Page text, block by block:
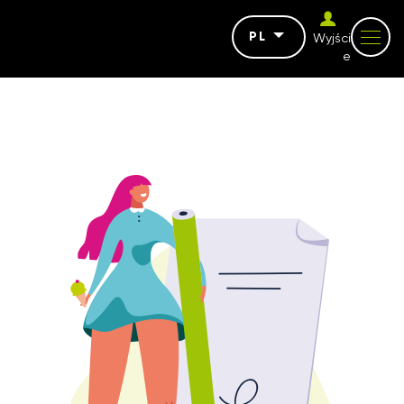
PL
Wyjści
e